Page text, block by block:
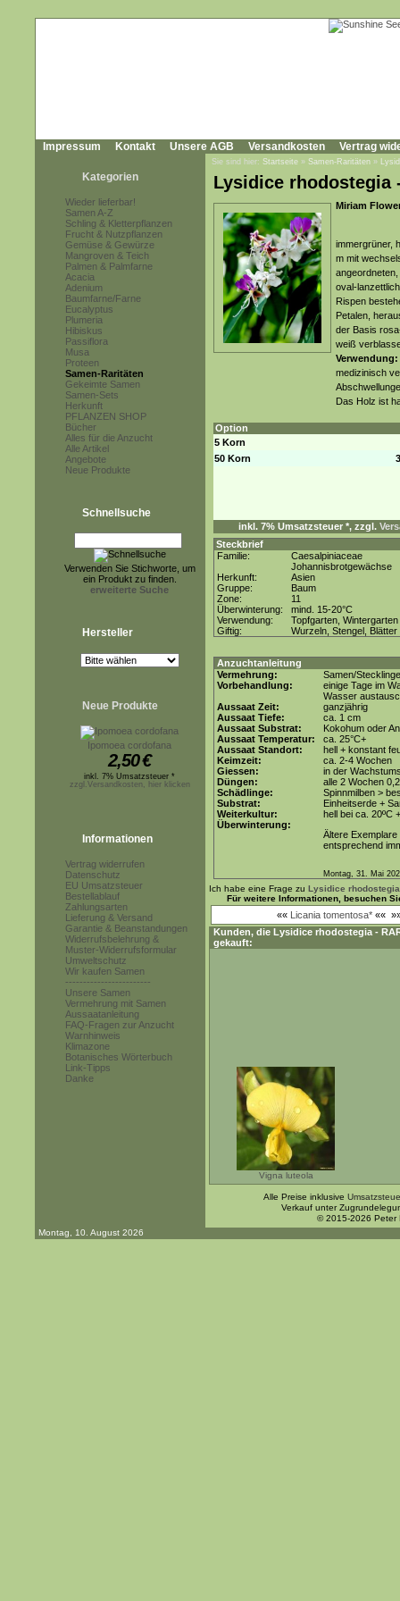
Impressum Kontakt Unsere AGB Versandkosten Vertrag
Kategorien
Wieder lieferbar!
Samen A-Z
Schling & Kletterpflanzen
Frucht & Nutzpflanzen
Gemüse & Gewürze
Mangroven & Teich
Palmen & Palmfarne
Acacia
Adenium
Baumfarne/Farne
Eucalyptus
Plumeria
Hibiskus
Passiflora
Musa
Proteen
Samen-Raritäten
Gekeimte Samen
Samen-Sets
Herkunft
PFLANZEN SHOP
Bücher
Alles für die Anzucht
Alle Artikel
Angebote
Neue Produkte
Schnellsuche
Verwenden Sie Stichworte, um
ein Produkt zu finden.
erweiterte Suche
Hersteller
Neue Produkte
Ipomoea cordofana
2,50€
inkl. 7% Umsatzsteuer *
zzgl.Versandkosten, hier klicken
Informationen
Vertrag widerrufen
Datenschutz
EU Umsatzsteuer
Bestellablauf
Zahlungsarten
Lieferung & Versand
Garantie & Beanstandungen
Widerrufsbelehrung &
Muster-Widerrufsformular
Umweltschutz
Wir kaufen Samen
------------------------
Unsere Samen
Vermehrung mit Samen
Aussaatanleitung
FAQ-Fragen zur Anzucht
Warnhinweis
Klimazone
Botanisches Wörterbuch
Link-Tipps
Danke
Sie sind hier: Startseite » Samen-Raritäten »
Lysidice rhodostegia
Miriam
immergrüner,
m mit
oval-
Rispen
Petalen,
der Basis
weiß
Verwendung:
medizinisch
Das Holz ist
Option
5 Korn
50 Korn
inkl. 7% Umsatzsteuer *, zzgl.
Steckbrief
Familie:
Caesalpiniaceae
Johannisbrotgewächse
Herkunft:
Asien
Gruppe:
Baum
Zone:
11
Überwinterung:
mind. 15-20°C
Verwendung:
Topfgarten, Wintergarten
Giftig:
Wurzeln, Stengel, Blätter
Anzuchtanleitung
Vermehrung:
Samen/Stecklinge
Vorbehandlung:
einige Tage im
Wasser
Aussaat Zeit:
ganzjährig
Aussaat Tiefe:
ca. 1 cm
Aussaat Substrat:
Kokohum oder
Aussaat Temperatur:
ca. 25°C+
Aussaat Standort:
hell + konstant
Keimzeit:
ca. 2-4 Wochen
Giessen:
in der
Düngen:
alle 2 Wochen
Schädlinge:
Spinnmilben >
Substrat:
Einheitserde +
Weiterkultur:
hell bei ca. 20ºC
Überwinterung:
Ältere
entsprechend
Montag, 31. Mai
Ich habe eine Frage zu Lysidice rhodostegia
Für weitere Informationen, besuchen
«« Licania tomentosa* ««
Kunden, die Lysidice rhodostegia -
gekauft:
Vigna luteola
Alle Preise inklusive
Verkauf unter
© 2015-2026 Peter
Montag, 10. August 2026